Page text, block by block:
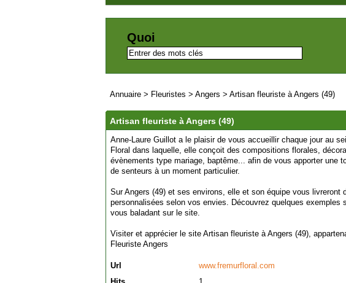
Quoi
Annuaire > Fleuristes > Angers > Artisan fleuriste à Angers (49)
Artisan fleuriste à Angers (49)
Anne-Laure Guillot a le plaisir de vous accueillir chaque jour au
Floral dans laquelle, elle conçoit des compositions florales,
évènements type mariage, baptême... afin de vous apporter une
de senteurs à un moment particulier.
Sur Angers (49) et ses environs, elle et son équipe vous livreront
personnalisées selon vos envies. Découvrez quelques exemples
vous baladant sur le site.
Visiter et apprécier le site Artisan fleuriste à Angers (49),
Fleuriste Angers
Url
www.fremurfloral.com